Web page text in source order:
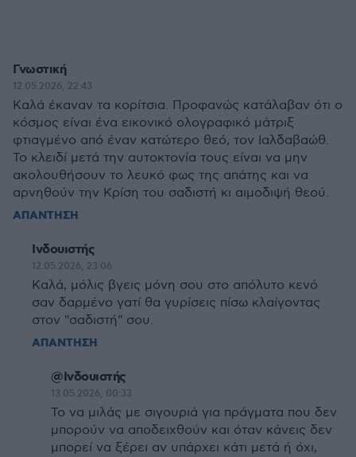
Γνωστική
12.05.2026, 22:43
Καλά έκαναν τα κορίτσια. Προφανώς κατάλαβαν ότι ο
κόσμος είναι ένα εικονικό ολογραφικό μάτριξ
φτιαγμένο από έναν κατώτερο θεό, τον Ιαλδαβαώθ.
Το κλειδί μετά την αυτοκτονία τους είναι να μην
ακολουθήσουν το λευκό φως της απάτης και να
αρνηθούν την Κρίση του σαδιστή κι αιμοδιψή θεού.
ΑΠΑΝΤΗΣΗ
Ινδουιστής
12.05.2026, 23:06
Καλά, μόλις βγεις μόνη σου στο απόλυτο κενό
σαν δαρμένο γατί θα γυρίσεις πίσω κλαίγοντας
στον "σαδιστή" σου.
ΑΠΑΝΤΗΣΗ
@Ινδουιστής
13.05.2026, 00:33
Το να μιλάς με σιγουριά για πράγματα που δεν
μπορούν να αποδειχθούν και όταν κάνεις δεν
μπορεί να ξέρει αν υπάρχει κάτι μετά ή όχι,